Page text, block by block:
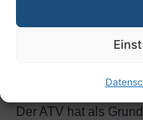
Die
Tarifverträgen des
diesen ATV –
Der ATV hat als